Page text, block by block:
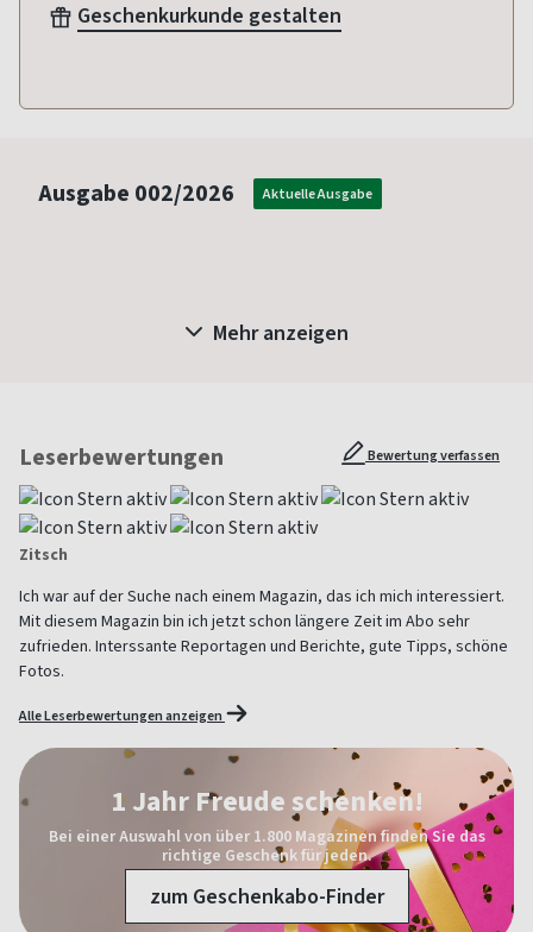
Geschenkurkunde gestalten
Ausgabe 002/2026 Aktuelle Ausgabe
Mehr anzeigen
Leserbewertungen Bewertung verfassen
Zitsch
Ich war auf der Suche nach einem Magazin, das ich mich interessiert.
Mit diesem Magazin bin ich jetzt schon längere Zeit im Abo sehr
zufrieden. Interssante Reportagen und Berichte, gute Tipps, schöne
Fotos.
Alle Leserbewertungen anzeigen
1 Jahr Freude schenken!
Bei einer Auswahl von über 1.800 Magazinen finden Sie das
richtige Geschenk für jeden.
zum Geschenkabo-Finder